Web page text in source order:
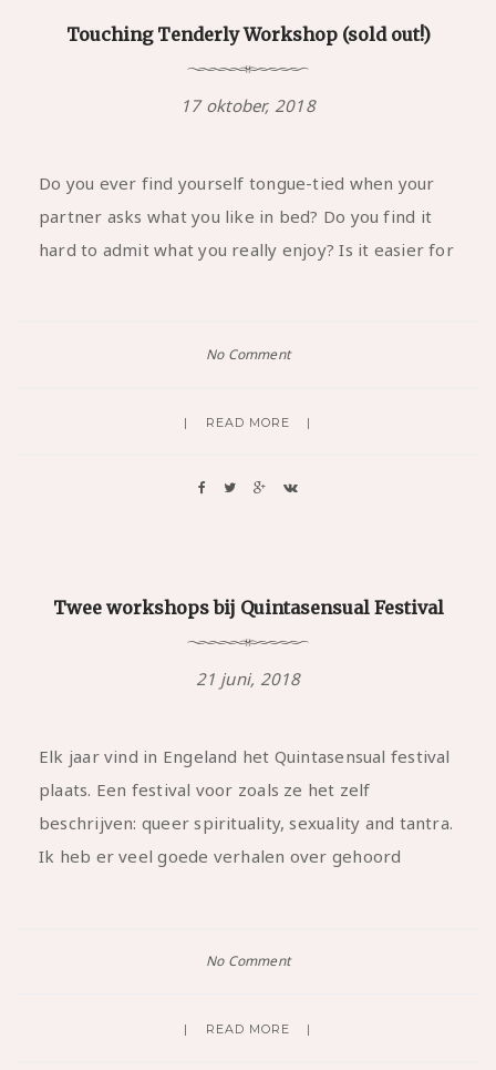
Touching Tenderly Workshop (sold out!)
17 oktober, 2018
Do you ever find yourself tongue-tied when your
partner asks what you like in bed? Do you find it
hard to admit what you really enjoy? Is it easier for
No Comment
READ MORE
Twee workshops bij Quintasensual Festival
21 juni, 2018
Elk jaar vind in Engeland het Quintasensual festival
plaats. Een festival voor zoals ze het zelf
beschrijven: queer spirituality, sexuality and tantra.
Ik heb er veel goede verhalen over gehoord
No Comment
READ MORE